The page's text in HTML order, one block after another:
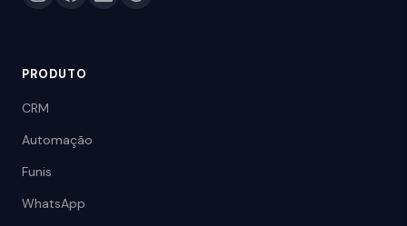
PRODUTO
CRM
Automação
Funis
WhatsApp